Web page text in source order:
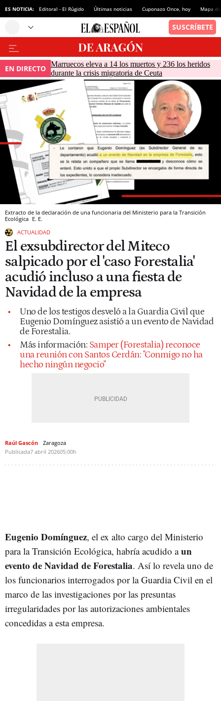
ES NOTICIA: Editoral - El Rúgido Últimas noticias Cuponazo Once, hoy Mapa
EN DIRECTO Marruecos eleva a 14 los muertos y 236 los heridos
durante la crisis migratoria de Ceuta
Extracto de la declaración de una funcionaria del Ministerio para la Transición
Ecológica E. E.
ACTUALIDAD
El exsubdirector del Miteco
salpicado por el 'caso Forestalia'
acudió incluso a una fiesta de
Navidad de la empresa
Uno de los testigos desveló a la Guardia Civil que
Eugenio Domínguez asistió a un evento de Navidad
de Forestalia.
Más información: Samper (Forestalia) reconoce
una reunión con Santos Cerdán: "Conmigo no ha
hecho ningún negocio"
Raúl Gascón
Zaragoza
Publicada7 abril 202605:00h
Eugenio Domínguez, el ex alto cargo del Ministerio
para la Transición Ecológica, habría acudido aun
evento de Navidad de Forestalia. Así lo revela uno de
los funcionarios interrogados por la Guardia Civil en el
marco de las investigaciones por las presuntas
irregularidades por las autorizaciones ambientales
concedidas a esta empresa.